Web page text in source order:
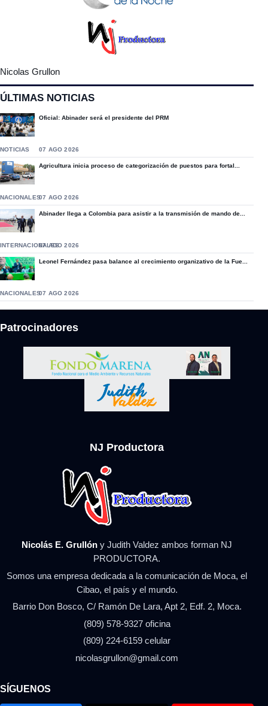
Nicolas Grullon
ÚLTIMAS NOTICIAS
Oficial: Abinader será el presidente del PRM
NOTICIAS 07 AGO 2026
Agricultura inicia proceso de categorización de puestos para fortal...
NACIONALES07 AGO 2026
Abinader llega a Colombia para asistir a la transmisión de mando de...
INTERNACIONALES07 AGO 2026
Leonel Fernández pasa balance al crecimiento organizativo de la Fue...
NACIONALES07 AGO 2026
Patrocinadores
NJ Productora
Nicolás E. Grullón y Judith Valdez ambos forman NJ
PRODUCTORA.
Somos una empresa dedicada a la comunicación de Moca, el
Cibao, el país y el mundo.
Barrio Don Bosco, C/ Ramón De Lara, Apt 2, Edf. 2, Moca.
(809) 578-9327 oficina
(809) 224-6159 celular
nicolasgrullon@gmail.com
SÍGUENOS